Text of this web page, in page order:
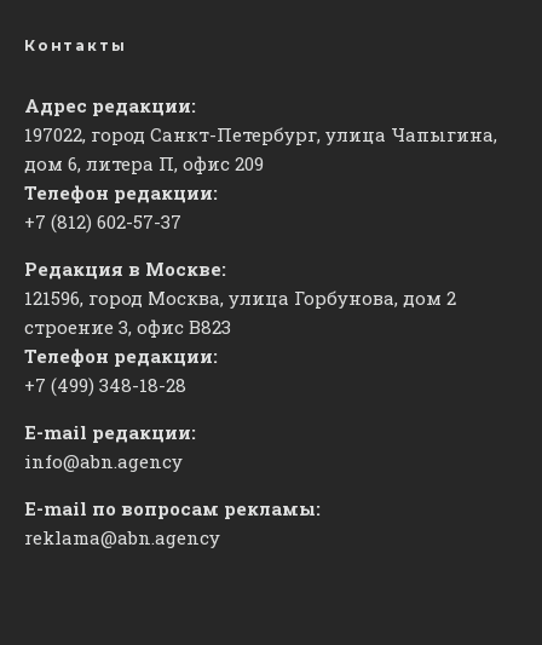
Контакты
Адрес редакции:
197022, город Санкт-Петербург, улица Чапыгина,
дом 6, литера П, офис 209
Телефон редакции:
+7 (812) 602-57-37
Редакция в Москве:
121596, город Москва, улица Горбунова, дом 2
строение 3, офис ​В823
Телефон редакции:
+7 (499) 348-18-28
E-mail редакции:
info@abn.agency
E-mail по вопросам рекламы:
reklama@abn.agency